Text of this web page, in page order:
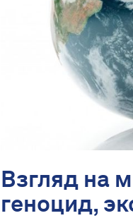
Взгляд на
геноцид,